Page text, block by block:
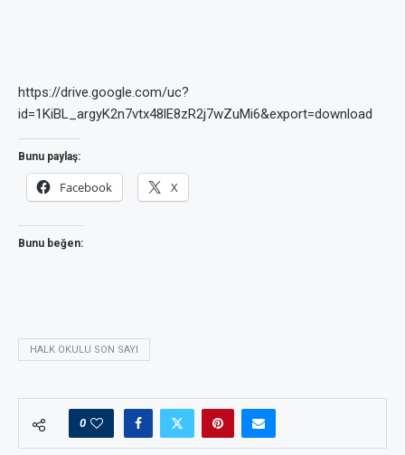
https://drive.google.com/uc?
id=1KiBL_argyK2n7vtx48lE8zR2j7wZuMi6&export=download
Bunu paylaş:
Facebook X
Bunu beğen:
HALK OKULU SON SAYI
0